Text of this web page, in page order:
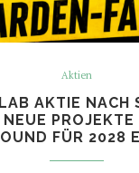
Aktien
AKTIE NACH
NEUE
FÜR 2028